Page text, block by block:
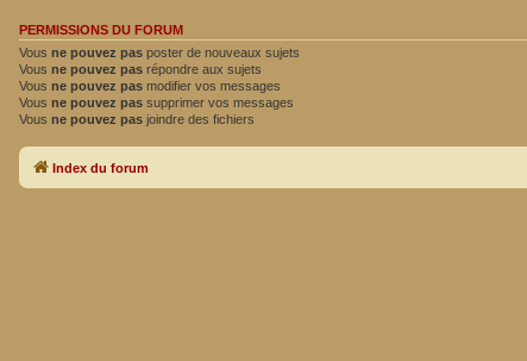
PERMISSIONS DU FORUM
Vous ne pouvez pas poster de nouveaux sujets
Vous ne pouvez pas répondre aux sujets
Vous ne pouvez pas modifier vos messages
Vous ne pouvez pas supprimer vos messages
Vous ne pouvez pas joindre des fichiers
Index du forum